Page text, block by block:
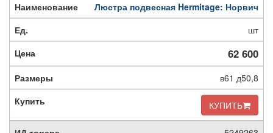
Люстра подвесная Hermitage: Норвич
шт
62 600
в61 д50,8
КУПИТЬ